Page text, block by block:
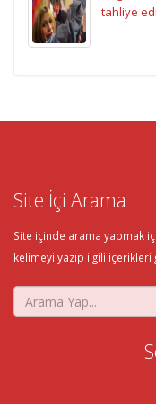
tahliye
Site İçi Arama
Site içinde arama yapmak
kelimeyi yazıp ilgili